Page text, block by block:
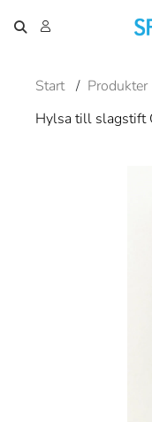
Start / Produkter
Hylsa till slagstift